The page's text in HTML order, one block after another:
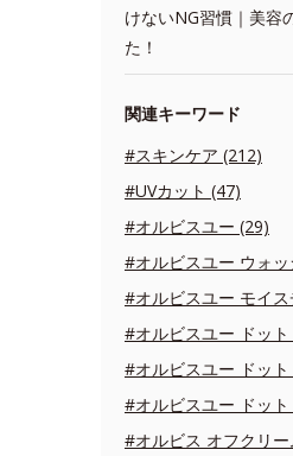
けないNG習慣｜美容
た！
関連キーワード
#スキンケア (212)
#UVカット (47)
#オルビスユー (29)
#オルビスユー ウォ
#オルビスユー モイ
#オルビスユー ドット
#オルビスユー ドッ
#オルビスユー ドッ
#オルビス オフクリー